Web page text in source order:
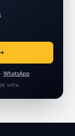
WhatsApp
volta